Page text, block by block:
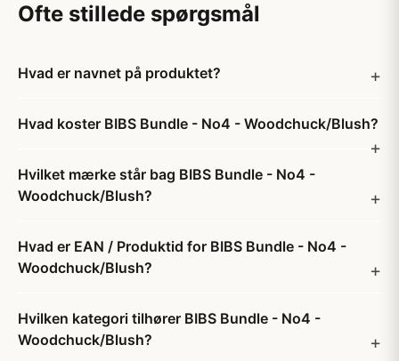
Ofte stillede spørgsmål
Hvad er navnet på produktet?
Hvad koster BIBS Bundle - No4 - Woodchuck/Blush?
Hvilket mærke står bag BIBS Bundle - No4 -
Woodchuck/Blush?
Hvad er EAN / Produktid for BIBS Bundle - No4 -
Woodchuck/Blush?
Hvilken kategori tilhører BIBS Bundle - No4 -
Woodchuck/Blush?